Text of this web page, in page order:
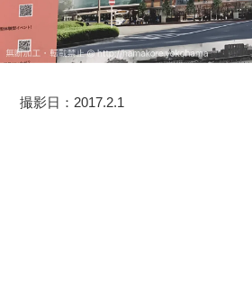
撮影日：2017.2.1